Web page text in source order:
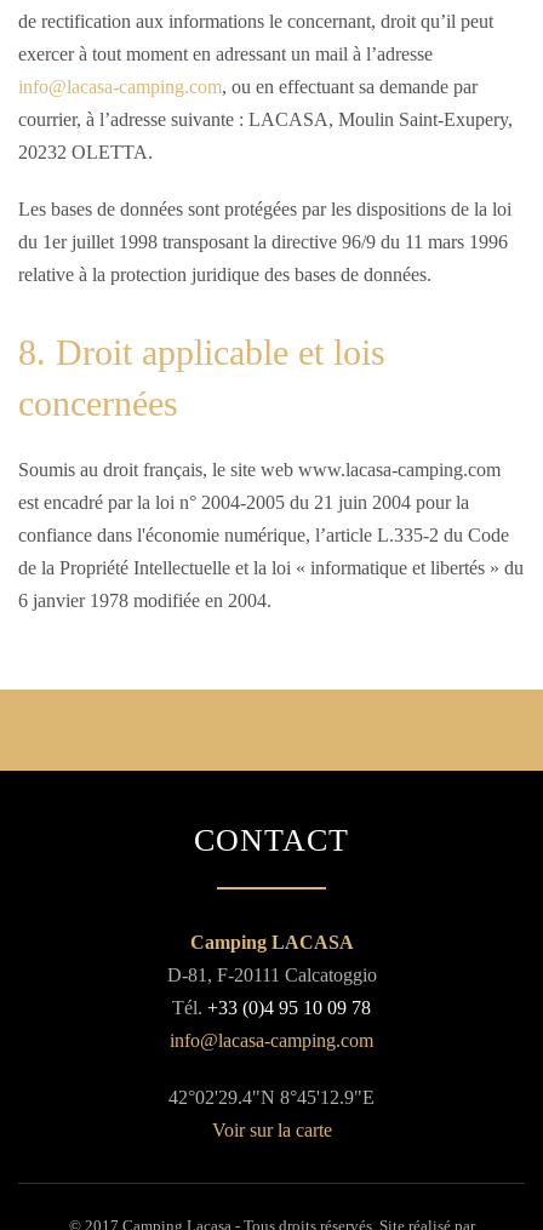
de rectification aux informations le concernant, droit qu’il peut
exercer à tout moment en adressant un mail à l’adresse
, ou en effectuant sa demande par
courrier, à l’adresse suivante : LACASA, Moulin Saint-Exupery,
20232 OLETTA.
Les bases de données sont protégées par les dispositions de la loi
du 1er juillet 1998 transposant la directive 96/9 du 11 mars 1996
relative à la protection juridique des bases de données.
8. Droit applicable et lois
concernées
Soumis au droit français, le site web www.lacasa-camping.com
est encadré par la loi n° 2004-2005 du 21 juin 2004 pour la
confiance dans l'économie numérique, l’article L.335-2 du Code
de la Propriété Intellectuelle et la loi « informatique et libertés » du
6 janvier 1978 modifiée en 2004.
CONTACT
Camping LACASA
D-81, F-20111 Calcatoggio
Tél. +33 (0)4 95 10 09 78
42°02'29.4"N 8°45'12.9"E
Voir sur la carte
© 2017 Camping Lacasa - Tous droits réservés. Site réalisé par